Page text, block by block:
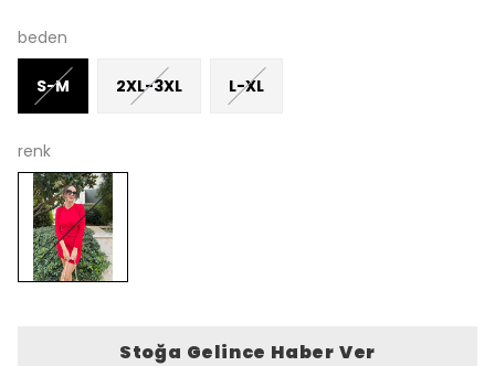
beden
S-M 2XL-3XL L-XL
renk
Stoğa Gelince Haber Ver